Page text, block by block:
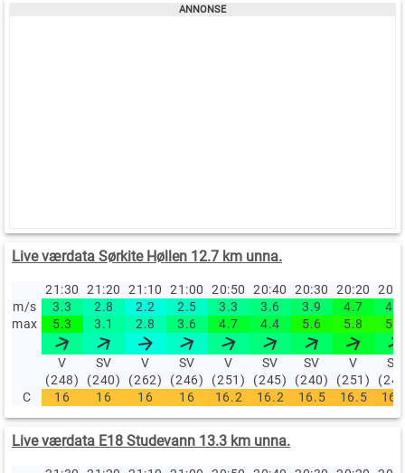
Live værdata Sørkite Høllen 12.7 km unna.
21:30 21:20 21:10 21:00 20:50 20:40 20:30 20:20
m/s
3.3 2.8 2.2 2.5 3.3 3.6 3.9 4.7
4.2
max
5.3 3.1 2.8 3.6 4.7 4.4 5.6 5.8 5.8
V
(248)
SV
(240)
V
(262)
SV
(246)
V
(251)
SV
(245)
SV
(240)
V
(251)
SV
C
16 16 16 16 16.2 16.2 16.5 16.5
Live værdata E18 Studevann 13.3 km unna.